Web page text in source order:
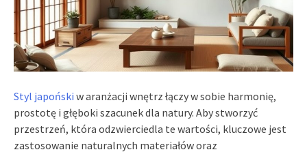
Styl japoński w aranżacji wnętrz łączy w sobie harmonię,
prostotę i głęboki szacunek dla natury. Aby stworzyć
przestrzeń, która odzwierciedla te wartości, kluczowe jest
zastosowanie naturalnych materiałów oraz